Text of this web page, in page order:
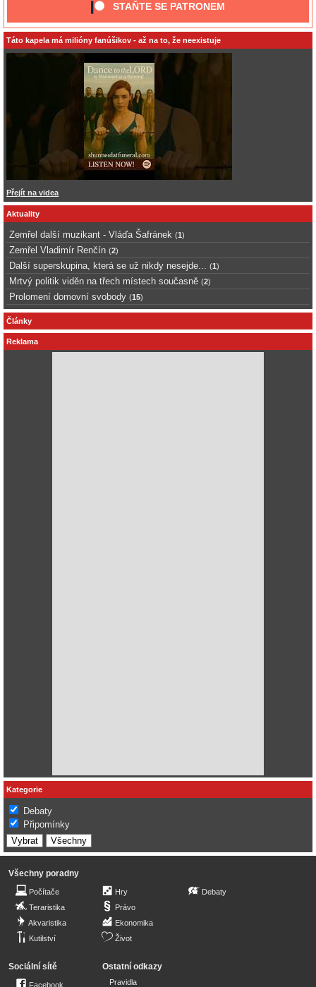
STAŇTE SE PATRONEM
Táto kapela má milióny fanúšikov - až na to, že neexistuje
Přejít na videa
Aktuality
Zemřel další muzikant - Vláďa Šafránek (1)
Zemřel Vladimír Renčín (2)
Další superskupina, která se už nikdy nesejde... (1)
Mrtvý politik viděn na třech místech současně (2)
Prolomení domovní svobody (15)
Články
Reklama
Kategorie
Debaty
Připomínky
Všechny poradny
Počítače
Teraristika
Akvaristika
Kutilství
Hry
Právo
Ekonomika
Život
Debaty
Sociální sítě
Facebook
Ostatní odkazy
Pravidla